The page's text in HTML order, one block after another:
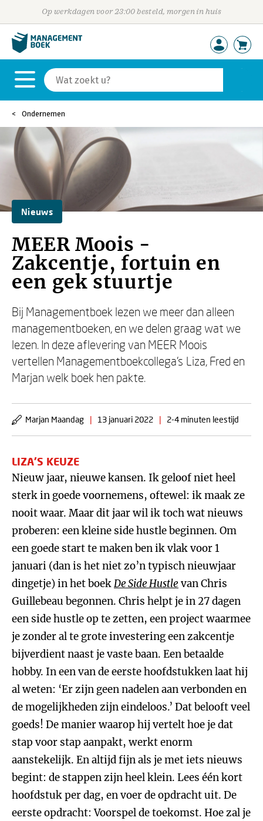
Op werkdagen voor 23:00 besteld, morgen in huis
Ondernemen
Nieuws
MEER Moois -
Zakcentje, fortuin en
een gek stuurtje
Bij Managementboek lezen we meer dan alleen
managementboeken, en we delen graag wat we
lezen. In deze aflevering van MEER Moois
vertellen Managementboekcollega’s Liza, Fred en
Marjan welk boek hen pakte.
Marjan Maandag | 13 januari 2022 | 2-4 minuten leestijd
LIZA’S KEUZE
Nieuw jaar, nieuwe kansen. Ik geloof niet heel
sterk in goede voornemens, oftewel: ik maak ze
nooit waar. Maar dit jaar wil ik toch wat nieuws
proberen: een kleine side hustle beginnen. Om
een goede start te maken ben ik vlak voor 1
januari (dan is het niet zo’n typisch nieuwjaar
dingetje) in het boekDe Side Hustle van Chris
Guillebeau begonnen. Chris helpt je in 27 dagen
een side hustle op te zetten, een project waarmee
je zonder al te grote investering een zakcentje
bijverdient naast je vaste baan. Een betaalde
hobby. In een van de eerste hoofdstukken laat hij
al weten: ‘Er zijn geen nadelen aan verbonden en
de mogelijkheden zijn eindeloos.’ Dat belooft veel
goeds! De manier waarop hij vertelt hoe je dat
stap voor stap aanpakt, werkt enorm
aanstekelijk. En altijd fijn als je met iets nieuws
begint: de stappen zijn heel klein. Lees één kort
hoofdstuk per dag, en voer de opdracht uit. De
eerste opdracht: Voorspel de toekomst. Hoe zal je